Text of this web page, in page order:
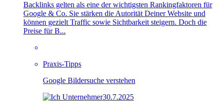
Backlinks gelten als eine der wichtigsten Rankingfaktoren für
Google & Co. Sie stärken die Autorität Deiner Website und
können gezielt Traffic sowie Sichtbarkeit steigern. Doch die
Preise für B...
Praxis-Tipps
Google Bildersuche verstehen
30.7.2025